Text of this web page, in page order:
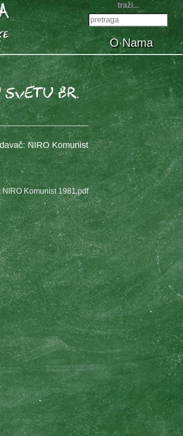
traži...
O Nama
br.
NIRO Komunist
Komunist 1981.pdf